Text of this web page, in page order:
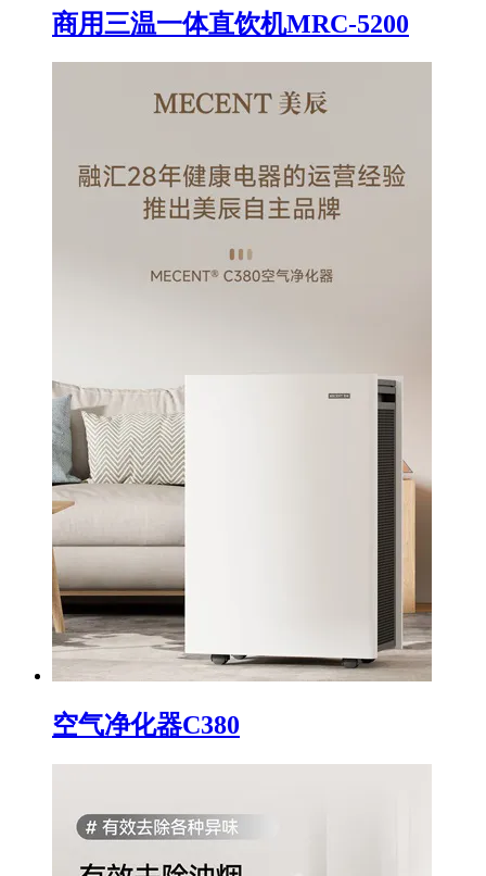
商用三温一体直饮机MRC-5200
空气净化器C380